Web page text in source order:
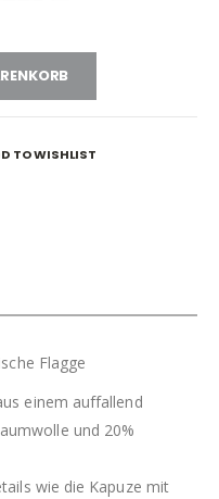
TO WISHLIST
Flagge
einem auffallend
und 20%
wie die Kapuze mit